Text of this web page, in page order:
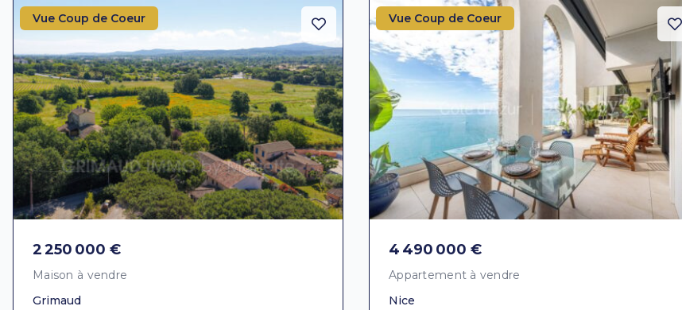
Vue Coup de Coeur
2 250 000 €
Maison à vendre
Grimaud
Vue Coup de Coeur
4 490 000 €
Appartement à vendre
Nice